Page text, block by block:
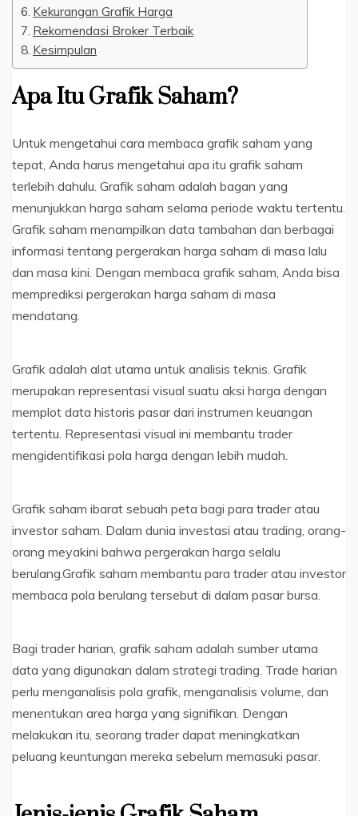
Kekurangan Grafik Harga
Rekomendasi Broker Terbaik
Kesimpulan
Apa Itu Grafik Saham?
Untuk mengetahui cara membaca grafik saham yang
tepat, Anda harus mengetahui apa itu grafik saham
terlebih dahulu. Grafik saham adalah bagan yang
menunjukkan harga saham selama periode waktu tertentu.
Grafik saham menampilkan data tambahan dan berbagai
informasi tentang pergerakan harga saham di masa lalu
dan masa kini. Dengan membaca grafik saham, Anda bisa
memprediksi pergerakan harga saham di masa
mendatang.
Grafik adalah alat utama untuk analisis teknis. Grafik
merupakan representasi visual suatu aksi harga dengan
memplot data historis pasar dari instrumen keuangan
tertentu. Representasi visual ini membantu trader
mengidentifikasi pola harga dengan lebih mudah.
Grafik saham ibarat sebuah peta bagi para trader atau
investor saham. Dalam dunia investasi atau trading, orang-
orang meyakini bahwa pergerakan harga selalu
berulang.Grafik saham membantu para trader atau investor
membaca pola berulang tersebut di dalam pasar bursa.
Bagi trader harian, grafik saham adalah sumber utama
data yang digunakan dalam strategi trading. Trade harian
perlu menganalisis pola grafik, menganalisis volume, dan
menentukan area harga yang signifikan. Dengan
melakukan itu, seorang trader dapat meningkatkan
peluang keuntungan mereka sebelum memasuki pasar.